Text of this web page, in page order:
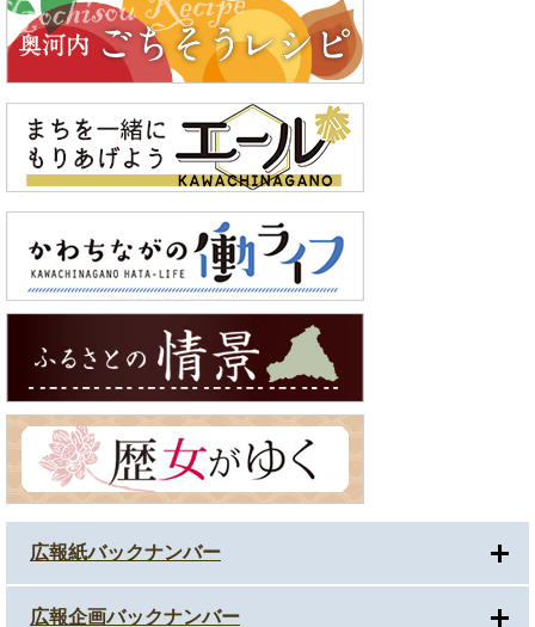
広報紙バックナンバー
広報企画バックナンバー